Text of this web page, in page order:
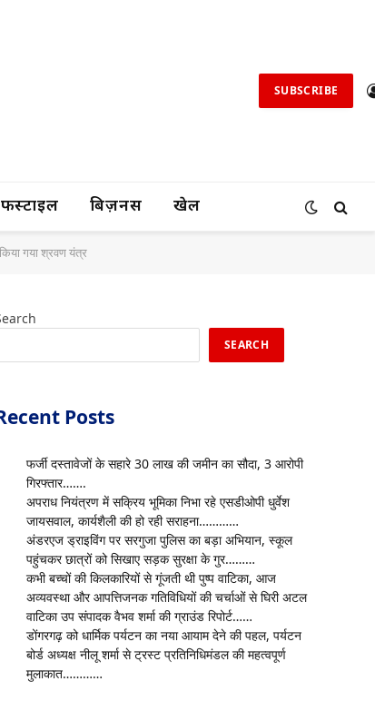
SUBSCRIBE
बिज़नस खेल
गया श्रवण यंत्र
SEARCH
Posts
फर्जी दस्तावेजों के सहारे 30 लाख की जमीन का सौदा, 3 आरोपी
गिरफ्तार…….
अपराध नियंत्रण में सक्रिय भूमिका निभा रहे एसडीओपी धुर्वेश
जायसवाल, कार्यशैली की हो रही सराहना…………
अंडरएज ड्राइविंग पर सरगुजा पुलिस का बड़ा अभियान, स्कूल
पहुंचकर छात्रों को सिखाए सड़क सुरक्षा के गुर………
कभी बच्चों की किलकारियों से गूंजती थी पुष्प वाटिका, आज
अव्यवस्था और आपत्तिजनक गतिविधियों की चर्चाओं से घिरी अटल
वाटिका उप संपादक वैभव शर्मा की ग्राउंड रिपोर्ट……
डोंगरगढ़ को धार्मिक पर्यटन का नया आयाम देने की पहल, पर्यटन
बोर्ड अध्यक्ष नीलू शर्मा से ट्रस्ट प्रतिनिधिमंडल की महत्वपूर्ण
मुलाकात…………